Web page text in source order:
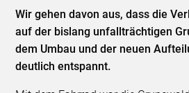
Wir gehen davon aus, dass die
auf der bislang unfallträchtigen
dem Umbau und der neuen
deutlich entspannt.